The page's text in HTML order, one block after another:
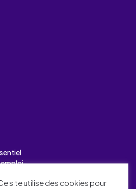
site utilise des cookies pour